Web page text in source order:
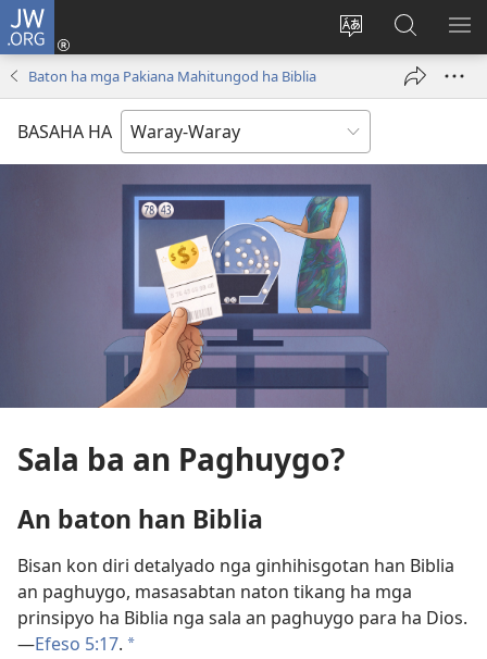
JW.ORG
Balyui
yinaknan
an
site
Pag-
log
new
Pamiling
ha
JW.ORG
Baton ha mga Pakiana Mahitungod ha Biblia
BASAHA HA
Sala ba an Paghuygo?
An baton han Biblia
Bisan kon diri detalyado nga ginhihisgotan han Biblia
an paghuygo, masasabtan naton tikang ha mga
prinsipyo ha Biblia nga sala an paghuygo para ha Dios.
—Efeso 5:17. a